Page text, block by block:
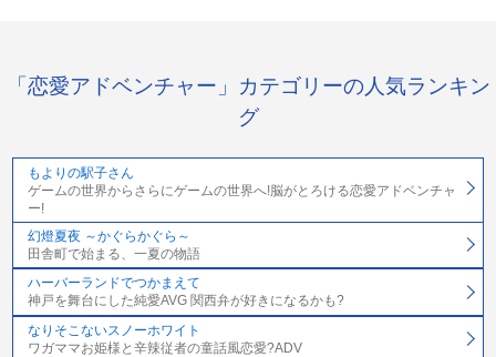
「恋愛アドベンチャー」カテゴリーの人気ランキン
グ
もよりの駅子さん
ゲームの世界からさらにゲームの世界へ!脳がとろける恋愛アドベンチャ
ー!
幻燈夏夜 ～かぐらかぐら～
田舎町で始まる、一夏の物語
ハーバーランドでつかまえて
神戸を舞台にした純愛AVG 関西弁が好きになるかも?
なりそこないスノーホワイト
ワガママお姫様と辛辣従者の童話風恋愛?ADV